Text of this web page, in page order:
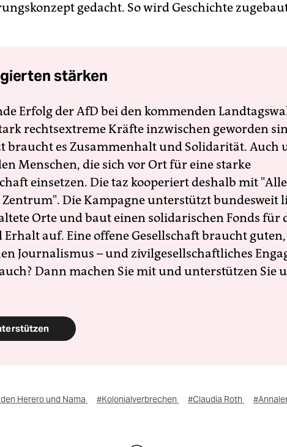
gedacht. So wird Geschichte
stärken
Erfolg der AfD bei den kommenden
rechtsextreme Kräfte inzwischen geworden
braucht es Zusammenhalt und Solidarität. Auch
Menschen, die sich vor Ort für eine starke
einsetzen. Die taz kooperiert deshalb mit
Die Kampagne unterstützt bundesweit
Orte und baut einen solidarischen Fonds für
Erhalt auf. Eine offene Gesellschaft braucht
Journalismus – und zivilgesellschaftliches
Dann machen Sie mit und unterstützen Sie
Herero und Nama #Kolonialverbrechen #Claudia Roth